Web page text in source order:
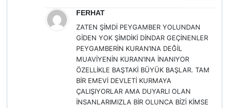
FERHAT
ZATEN ŞİMDİ PEYGAMBER YOLUNDAN
GİDEN YOK ŞİMDİKİ DİNDAR GEÇİNENLER
PEYGAMBERİN KURAN’INA DEĞİL
MUAVİYENİN KURAN’INA İNANIYOR
ÖZELLİKLE BAŞTAKİ BÜYÜK BAŞLAR. TAM
BİR EMEVİ DEVLETİ KURMAYA
ÇALIŞIYORLAR AMA DUYARLI OLAN
İNSANLARIMIZLA BİR OLUNCA BİZİ KİMSE